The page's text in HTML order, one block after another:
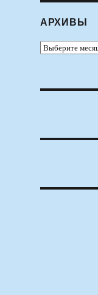
АРХИВЫ
Архивы